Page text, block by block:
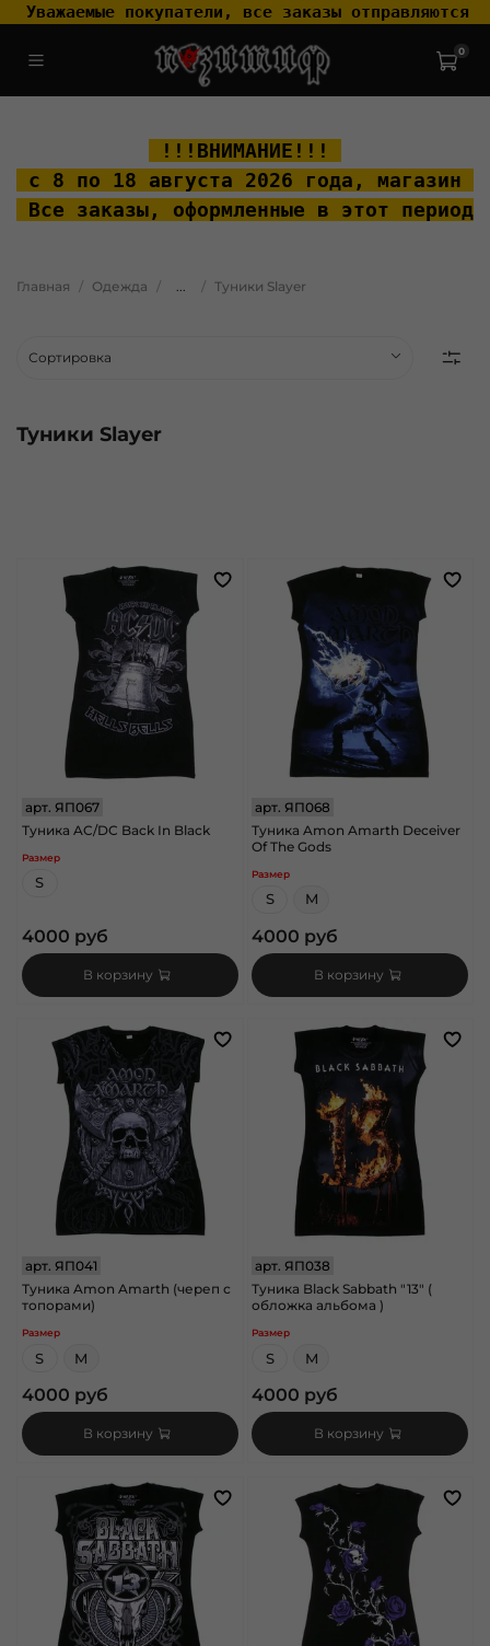
Уважаемые покупатели, все заказы отправляются
0
!!!ВНИМАНИЕ!!!
с 8 по 18 августа 2026 года, магазин
Все заказы, оформленные в этот
Главная Одежда Туники Slayer
Туники Slayer
арт. ЯП067
Туника AC/DC Back In Black
Размер
S
4000 руб
В корзину
арт.ЯП068
Туника Amon Amarth Deceiver
Of The Gods
Размер
S M
4000 руб
В корзину
арт. ЯП041
Туника Amon Amarth (череп с
топорами)
Размер
S M
4000 руб
В корзину
арт.ЯП038
Туника Black Sabbath "13" (
обложка альбома )
Размер
S M
4000 руб
В корзину